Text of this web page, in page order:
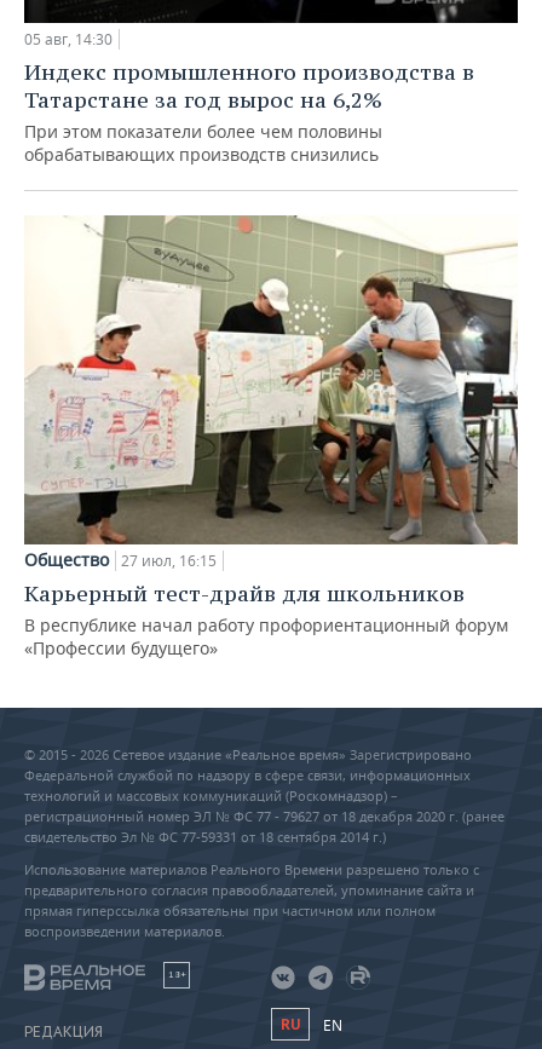
05 авг, 14:30
Индекс промышленного производства в
Татарстане за год вырос на 6,2%
При этом показатели более чем половины
обрабатывающих производств снизились
Общество 27 июл, 16:15
Карьерный тест-драйв для школьников
В республике начал работу профориентационный форум
«Профессии будущего»
© 2015 - 2026 Сетевое издание «Реальное время» Зарегистрировано
Федеральной службой по надзору в сфере связи, информационных
технологий и массовых коммуникаций (Роскомнадзор) –
регистрационный номер ЭЛ № ФС 77 - 79627 от 18 декабря 2020 г. (ранее
свидетельство Эл № ФС 77-59331 от 18 сентября 2014 г.)
Использование материалов Реального Времени разрешено только с
предварительного согласия правообладателей, упоминание сайта и
прямая гиперссылка обязательны при частичном или полном
воспроизведении материалов.
18+
РЕДАКЦИЯ RU EN